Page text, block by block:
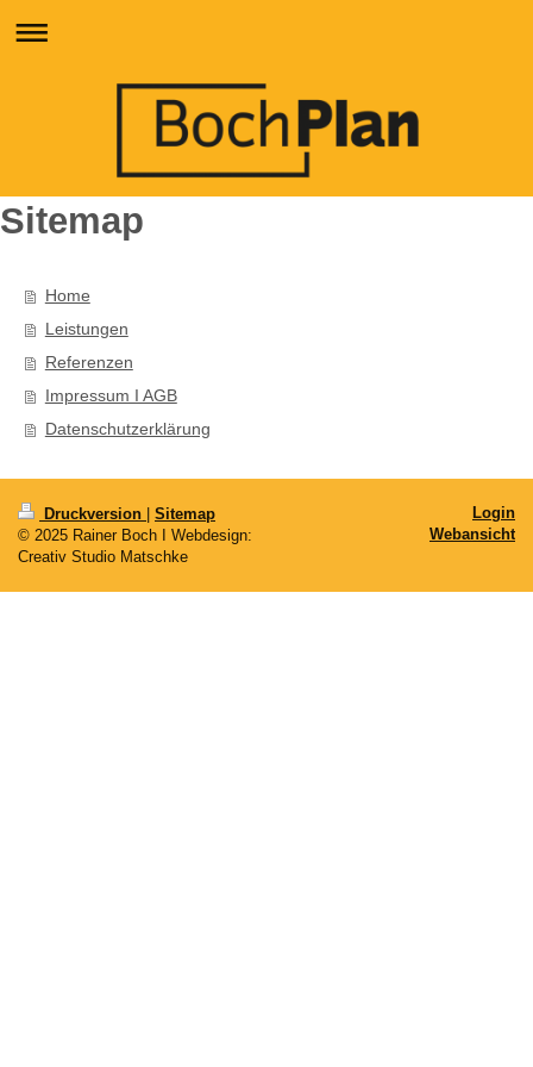
Sitemap
Home
Leistungen
Referenzen
Impressum I AGB
Datenschutzerklärung
Druckversion
Sitemap
© 2025 Rainer Boch I Webdesign:
Creativ Studio Matschke
Login
Webansicht